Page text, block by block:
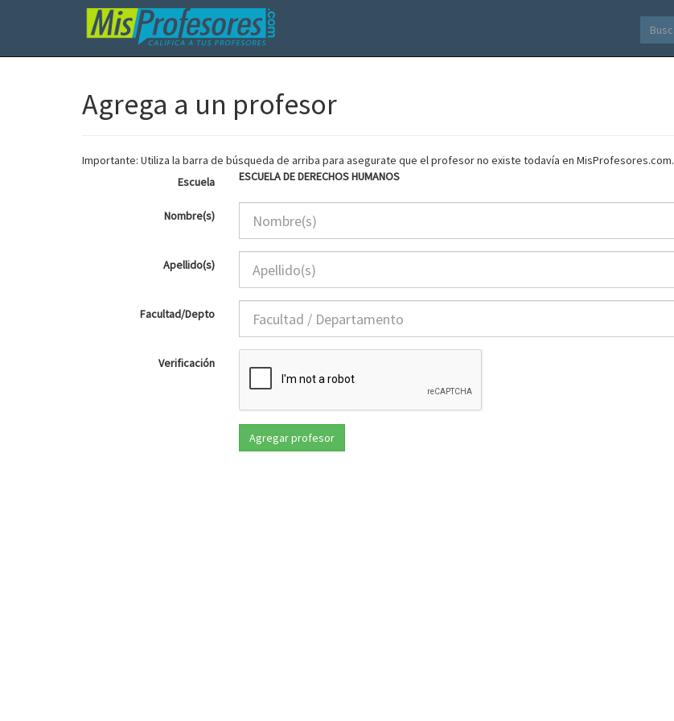
Agrega a un profesor
Importante: Utiliza la barra de búsqueda de arriba para asegurate que el profesor no existe todavía en MisProfesores.com.
Escuela
ESCUELA DE DERECHOS HUMANOS
Nombre(s)
Apellido(s)
Facultad/Depto
Verificación